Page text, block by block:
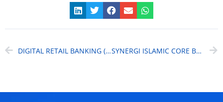
DIGITAL RETAIL BANKING (DRB) – RISING UP TO THE CHALLENGE SYNERGI ISLAMIC CORE BANKING KEY FEATURES